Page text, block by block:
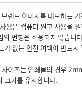
랜드 이미지를 대표하는
용은 컴퓨터 원고 사용을
의 변형은 허용되지 않습니
가 없는 안전 여백이 반드시
이즈는 인쇄물의 경우
기를 유지합니다.